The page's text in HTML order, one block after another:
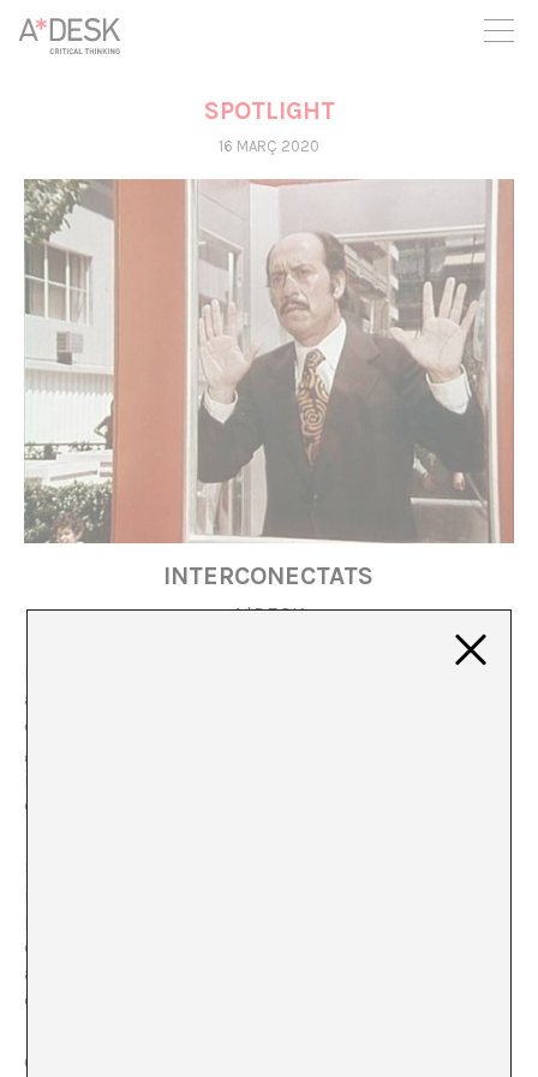
seguim necessitant-te per a poder seguir endavant. Ara pots
participar del projecte i recolzar-lo.
SPOTLIGHT
16 MARÇ 2020
INTERCONECTATS
A*DESK
Podem aprendre, i molt, de la crisi mundial relacionada
amb el coronavirus que estem vivint i les causes del
qual són molt més profundes i diverses. La
globalització ens està mostrant la nostra
interdependència i fragilitat com a individus i com a
col·lectivitat.
Proposem a continuació algunes lectures, vídeos i
recollim suggeriments per a utilitzar aquest temps de
pausa forçada generalitzada per a reflexionar, gaudir,
descobrir i replantejar-nos moltes coses. Esperem que
al final, aquesta experiència no ens faci més solitaris i
desconfiats, sinó més solidaris.
Comencem amb tres recomanacions de caràcter